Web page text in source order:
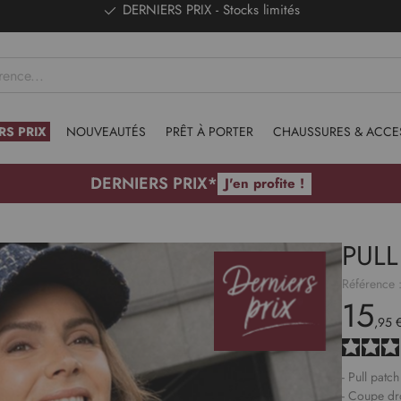
DERNIERS PRIX - Stocks limités
PRIX NOUVEAUTÉS PRÊT À PORTER CHAUSSURES &
DERNIERS PRIX* J'en profite !
Référence :
15,95
- Pull
- Coupe